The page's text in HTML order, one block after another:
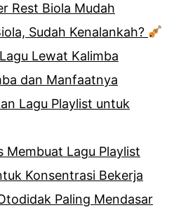
Rest Biola Mudah
Sudah Kenalankah?
Lewat Kalimba
dan Manfaatnya
Lagu Playlist untuk
Membuat Lagu Playlist
Konsentrasi Bekerja
Paling Mendasar